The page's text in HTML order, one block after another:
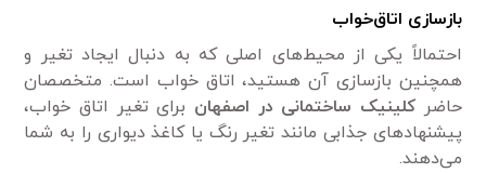
بازسازی اتاق‌خواب
احتمالاً یکی از محیط‌های اصلی که به دنبال ایجاد تغیر و
همچنین بازسازی آن هستید، اتاق خواب است. متخصصان
حاضرکلینیک ساختمانی در اصفهان برای تغیر اتاق خواب،
پیشنهاد‌های جذابی مانند تغیر رنگ یا کاغذ دیواری را به شما
می‌دهند.